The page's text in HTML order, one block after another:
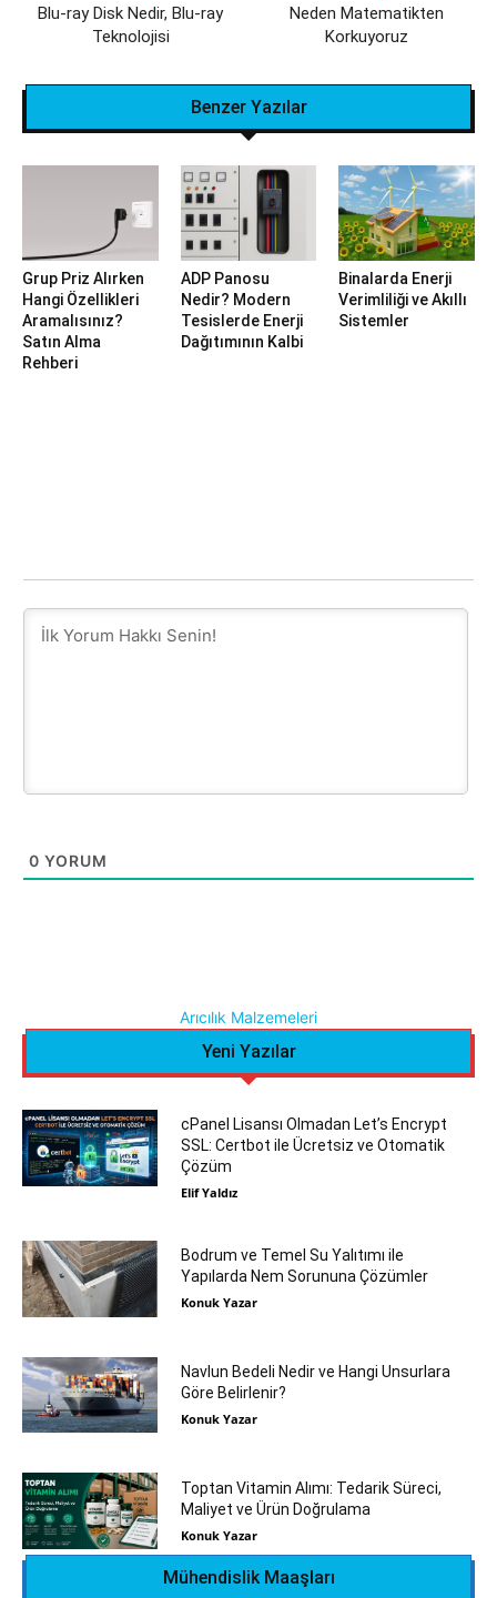
Blu-ray Disk Nedir, Blu-ray
Teknolojisi
Neden Matematikten
Korkuyoruz
Benzer Yazılar
Grup Priz Alırken
Hangi Özellikleri
Aramalısınız?
Satın Alma
Rehberi
ADP Panosu
Nedir? Modern
Tesislerde Enerji
Dağıtımının Kalbi
Binalarda Enerji
Verimliliği ve Akıllı
Sistemler
0 YORUM
Arıcılık Malzemeleri
Yeni Yazılar
cPanel Lisansı Olmadan Let’s Encrypt
SSL: Certbot ile Ücretsiz ve Otomatik
Çözüm
Elif Yaldız
Bodrum ve Temel Su Yalıtımı ile
Yapılarda Nem Sorununa Çözümler
Konuk Yazar
Navlun Bedeli Nedir ve Hangi Unsurlara
Göre Belirlenir?
Konuk Yazar
Toptan Vitamin Alımı: Tedarik Süreci,
Maliyet ve Ürün Doğrulama
Konuk Yazar
Mühendislik Maaşları